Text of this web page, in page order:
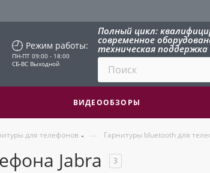
Режим работы:
ПН-ПТ 09:00 - 18:00
СБ-ВС Выходной
Полный цикл:
современное
техническая поддержка
ВИДЕООБЗОРЫ
для телефонов — Гарнитуры bluetooth для
Jabra 3